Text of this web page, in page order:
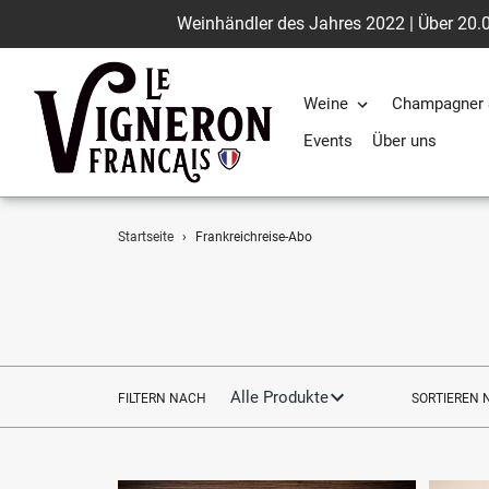
Weinhändler des Jahres 2022 | Über
Weine Champagner
Events
Über uns
Startseite › Frankreichreise-Abo
FILTERN NACH SORTIEREN